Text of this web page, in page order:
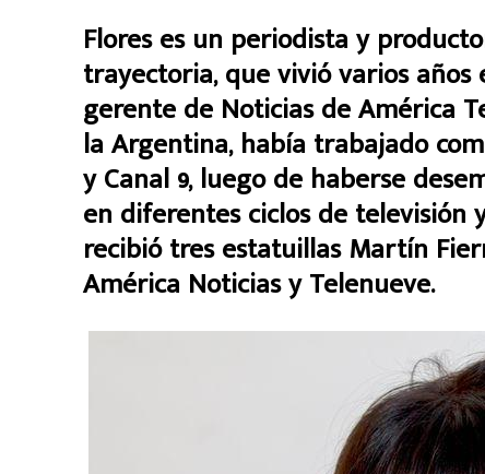
Flores es un periodista y
trayectoria, que vivió varios años
gerente de Noticias de América
la Argentina, había trabajado
y Canal 9, luego de haberse
en diferentes ciclos de
recibió tres estatuillas Martín
América Noticias y Telenueve.